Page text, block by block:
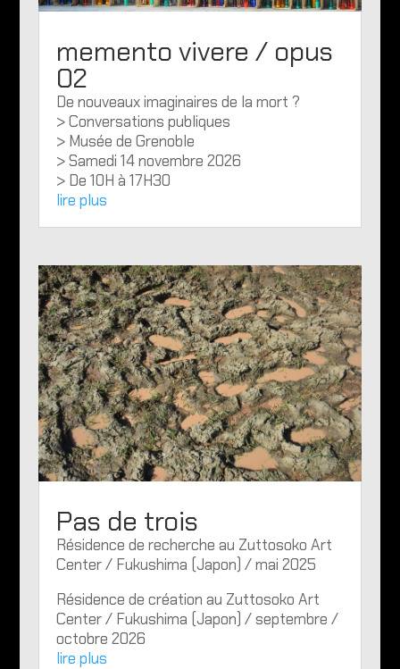
memento vivere / opus
02
De nouveaux imaginaires de la mort ?
> Conversations publiques
> Musée de Grenoble
> Samedi 14 novembre 2026
> De 10H à 17H30
lire plus
Pas de trois
Résidence de recherche au Zuttosoko Art
Center / Fukushima (Japon) / mai 2025
Résidence de création au Zuttosoko Art
Center / Fukushima (Japon) / septembre /
octobre 2026
lire plus